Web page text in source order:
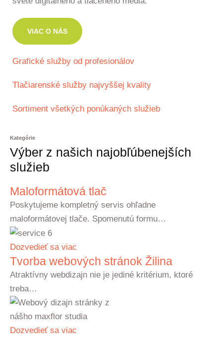
VIAC O NÁS
Grafické služby od profesionálov
Tlačiarenské služby najvyššej kvality
Sortiment všetkých ponúkaných služieb
Kategórie
Výber z našich najobľúbenejších
služieb
Maloformátová tlač
Poskytujeme kompletný servis ohľadne
maloformátovej tlače. Spomenutú formu…
Dozvedieť sa viac
Tvorba webových stránok Žilina
Atraktívny webdizajn nie je jediné kritérium, ktoré
treba…
Dozvedieť sa viac